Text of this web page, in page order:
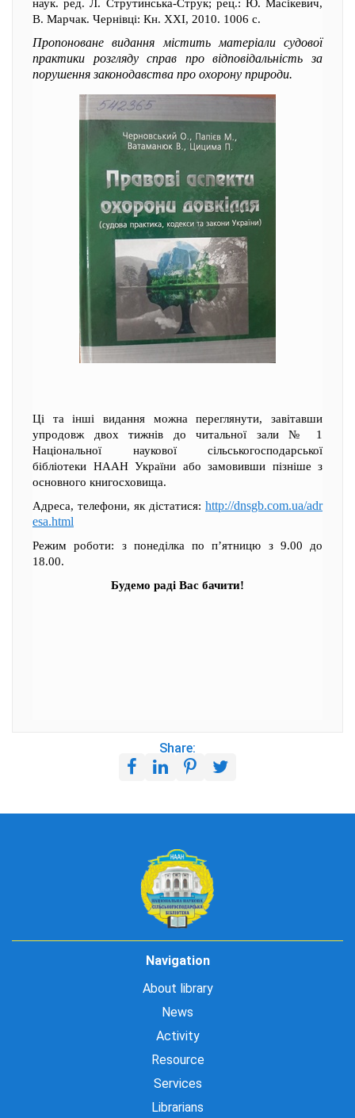
наук. ред. Л. Струтинська-Струк; рец.: Ю. Масікевич,
В. Марчак. Чернівці: Кн. XXI, 2010. 1006 с.
Пропоноване видання містить матеріали судової
практики розгляду справ про відповідальність за
порушення законодавства про охорону природи.
Ці та інші видання можна переглянути, завітавши
упродовж двох тижнів до читальної зали № 1
Національної наукової сільськогосподарської
бібліотеки НААН України або замовивши пізніше з
основного книгосховища.
Адреса, телефони, як дістатися: http://dnsgb.com.ua/adr
esa.html
Режим роботи: з понеділка по п’ятницю з 9.00 до
18.00.
Будемо раді Вас бачити!
Share:
Navigation
About library
News
Activity
Resource
Services
Librarians